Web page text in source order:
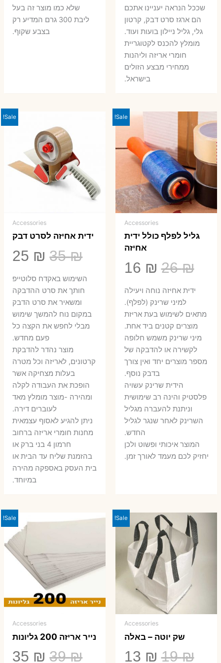
שככל הנראה יעניינו אתכם
הם ארגז סרט דבק, קרטון
גלי, גליל ניילון בועות ועוד.
מומלץ להכנס לקטוגריית
חומרי אריזה וליהנות
ממחירי מבצע הזולים
בישראל.
שלא כמו מוצר זה בעל
ליבת 300 גרם המדיע רק
בצבע שקוף.
Sale!
Accessories
גליל לפלף כולל ידית
אחיזה
26₪
המחיר
המקורי
היה:
26 ₪.
16 ₪
הנוכחי
ידית אחיזה נוחה ויעילה
למיני שרינק (לפלף).
מתאים לשימוש בעת אריזת
מוצרים קטנים ביד אחת.
​מיני שרינק משמש חלופה
לקשירה או להדבקה של
מספר מוצרים יחד ואין צורך
בדבק נוסף.
הידית שרינק עשויה
פלסטיק והינה רב שימושית
וניתנת להעברה מגליל
השרינק לאחר שנגר לגליל
החדש.
המוצר איכותי ופשוט ולכן
יחזיק לכם מעמד לאורך זמן.
Sale!
Accessories
ידית אחיזה לסרט דבק
35₪
המחיר
המקורי
היה:
35 ₪.
25 ₪
₪.
השימוש באקדח סלוטייפ
חותך את סרט ההדבקה
ומשאיר את סרט הדבק
במקום נוח להמשך שימוש
מבלי לחפש את הקצה כל
פעם מחדש.
מוצר נהדר להדבקת
קרטונים, לאריזה וכל מטרה
בעלות מצחיקה אשר
הופכת את העבודה לקלה
ומהירה -מוצר מומלץ מאד
לעוברים דירה.
ניתן להגיע לאסוף עצמאית
מחנות חומרי אריזה ברחוב
חרמון 4 בני ברק או
בהזמנת שליח עד הבית או
בית העסק באספקה מהירה
במיוחד.
Sale!
Accessories
שק יוטה – באלה
19₪
המחיר
13 ₪
Sale!
Accessories
נייר אריזה 200 גליונות
39₪
המחיר
35 ₪